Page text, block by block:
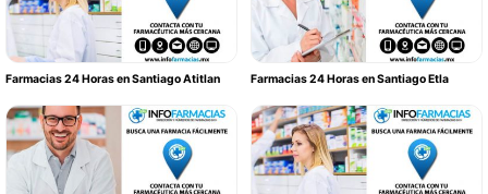
Farmacias 24 Horas en Santiago Atitlan Farmacias 24 Horas en Santiago Etla